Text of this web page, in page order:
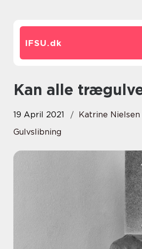
IFSU.dk
Kan alle
19 April 2021
Katrine Nielsen
Gulvslibning